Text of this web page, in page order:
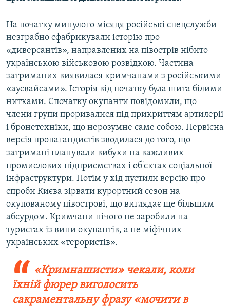
На початку минулого місяця російські спецслужби
незграбно сфабрикували історію про
«диверсантів», направлених на півострів нібито
українською військовою розвідкою. Частина
затриманих виявилася кримчанами з російськими
«аусвайсами». Історія від початку була шита білими
нитками. Спочатку окупанти повідомили, що
члени групи проривалися під прикриттям артилерії
і бронетехніки, що нерозумне саме собою. Первісна
версія пропагандистів зводилася до того, що
затримані планували вибухи на важливих
промислових підприємствах і об'єктах соціальної
інфраструктури. Потім у хід пустили версію про
спроби Києва зірвати курортний сезон на
окупованому півострові, що виглядає ще більшим
абсурдом. Кримчани нічого не заробили на
туристах із вини окупантів, а не міфічних
українських «терористів».
«Кримнашисти» чекали, коли
їхній фюрер виголосить
сакраментальну фразу «мочити в